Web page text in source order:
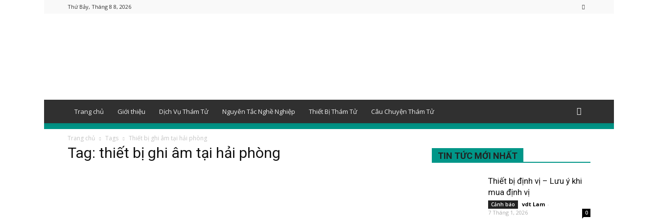
Thứ Bảy, Tháng 8 8, 2026
Trang chủ Giới thiệu Dịch Vụ Thám Tử Nguyên Tắc Nghề Nghiệp Thiết Bị Thám Tử Câu Chuyện Thám Tử
Trang chủ Tags Thiết bị ghi âm tại hải phòng
Tag: thiết bị ghi âm tại hải phòng TIN TỨC MỚI NHẤT
Thiết bị định vị – Lưu ý khi
mua định vị
Cảnh báo vdt Lam -
7 Tháng 1, 2026
0